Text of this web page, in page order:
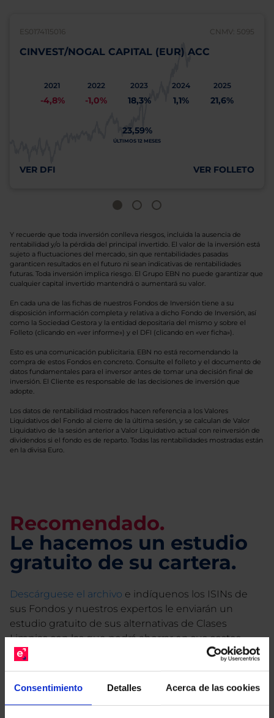
Consentimiento Detalles Acerca de las cookies
ES0174115016 CNMV: 5095
CINVEST/NOGAL CAPITAL (EUR) ACC
2021
-4,8%
2022
-1,0%
2023
18,3%
2024
1,1%
2025
21,6%
23,59%
ÚLTIMOS 12 MESES
VER DFI VER FOLLETO
Y recuerde que toda inversión conlleva riesgos, incluida la ausencia de
rentabilidad y/o la pérdida del principal invertido. El valor de la inversión está
sujeto a fluctuaciones del mercado, sin que rentabilidades pasadas
garanticen resultados en el futuro ni sean indicativas de rentabilidades
futuras. Toda inversión implica riesgo. El Grupo EBN no puede garantizar que
cualquier capital invertido mantendrá o aumentará su valor.
En cada una de las fichas de nuestros Fondos de Inversión tiene a su
disposición información completa y relativa a dicho Fondo de Inversión, así
como la Sociedad Gestora y la entidad depositaria del mismo y sobre el
Folleto (clicando en «ver informe») y el DFI (clicando en «ver ficha»).
Esto es una comunicación publicitaria. EBN no está recomendando la
compra de estos Fondos en concreto. Consulte el folleto y el documento de
datos fundamentales para el inversor antes de tomar una decisión final de
inversión. El Cliente es responsable de las decisiones de inversión que
adopte.
Los datos de rentabilidad mostrados hacen referencia a los Valores
Liquidativos del Fondo al cierre de la última sesión, y se calculan de Valor
Liquidativo de la sesión anterior a Valor Liquidativo actual con reinversión de
dividendos si el fondo es de reparto. Todas las rentabilidades mostradas están
en la divisa Euro.
Recomendado.
Le hacemos un estudio
gratuito de su cartera.
Descárguese el archivo e indíquenos los ISINs de
sus Fondos y nuestros expertos le enviarán un
estudio gratuito de sus alternativas de Clases
Limpias con las que podrá ahorrar en sus costes.